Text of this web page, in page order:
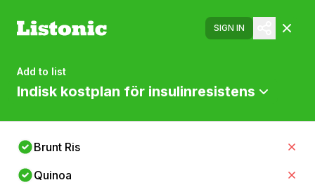
SIGN IN
Add to list
Indisk kostplan för insulinresistens
Brunt Ris
Quinoa